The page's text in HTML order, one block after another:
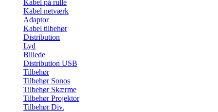
Kabel på rulle
Kabel netværk
Adaptor
Kabel tilbehør
Distribution
Lyd
Billede
Distribution USB
Tilbehør
Tilbehør Sonos
Tilbehør Skærme
Tilbehør Projektor
Tilbehør Div.